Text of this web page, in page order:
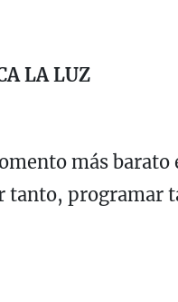
LA LUZ
más barato
tanto, programar